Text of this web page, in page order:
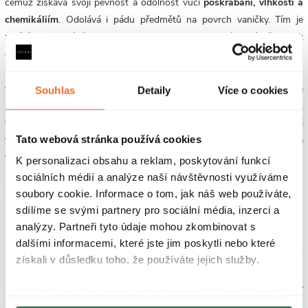
Souhlas Detaily Více o cookies
Tato webová stránka používá cookies
K personalizaci obsahu a reklam, poskytování funkcí
sociálních médií a analýze naší návštěvnosti využíváme
soubory cookie. Informace o tom, jak náš web používáte,
sdílíme se svými partnery pro sociální média, inzerci a
analýzy. Partneři tyto údaje mohou zkombinovat s
dalšími informacemi, které jste jim poskytli nebo které
získali v důsledku toho, že používáte jejich služby.
chemikáliím. Odolává i pádu předmětů na povrch vaničky. Tím je
zajištěna dlouhá životnost. P
ovrch je velmi snadný na údržbu a k
čištění vám postačí běžné čistící prostředky a měkká houbička.
vaničky, kde by mohlo docházet k výskytu mikroorganismů, plísní a
usazování nečistot. Povrch je velmi odolný vůči změnám teploty,
tudíž vám vanička bude sloužit po dobu mnoha let bez nutnosti
výměny.Povrch je protiskluzový, což je jedním z nejdůležitějších
faktorů při výběru vaniček.
Možnosti instalace:
pozice:
pravá i levá
usazení na podlahu:
položení přímo na zem a sifon zapustit do
zapuštění vaničky a sifonu do podlahy v